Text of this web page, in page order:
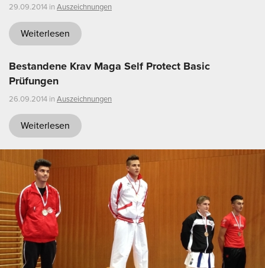
29.09.2014 in Auszeichnungen
Weiterlesen
Bestandene Krav Maga Self Protect Basic
Prüfungen
26.09.2014 in Auszeichnungen
Weiterlesen